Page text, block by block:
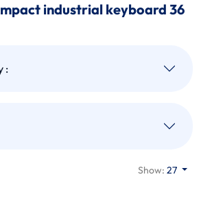
industrial keyboard 36
:
Show:27